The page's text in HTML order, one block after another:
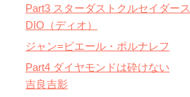
Part3 スターダストクルセイダース
DIO（ディオ）
ジャン=ピエール・ポルナレフ
Part4 ダイヤモンドは砕けない
吉良吉影